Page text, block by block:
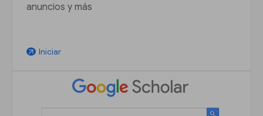
anuncios y más
arrow_outward Iniciar